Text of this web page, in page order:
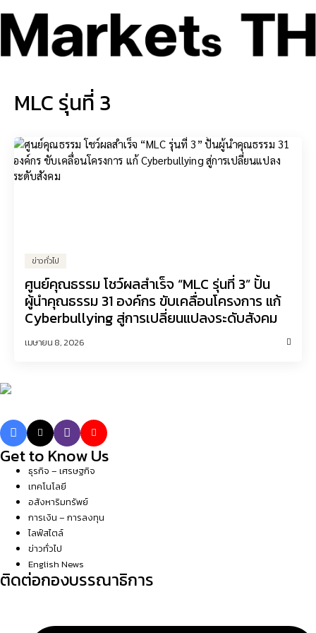
MLC รุ่นที่ 3
ข่าวทั่วไป
ศูนย์คุณธรรม โชว์ผลสำเร็จ “MLC รุ่นที่ 3” ปั้น
ผู้นำคุณธรรม 31 องค์กร ขับเคลื่อนโครงการ แก้
Cyberbullying สู่การเปลี่ยนแปลงระดับสังคม
เมษายน 8, 2026
Get to Know Us
ธุรกิจ – เศรษฐกิจ
เทคโนโลยี
อสังหาริมทรัพย์
การเงิน – การลงทุน
ไลฟ์สไตล์
ข่าวทั่วไป
English News
ติดต่อกองบรรณาธิการ